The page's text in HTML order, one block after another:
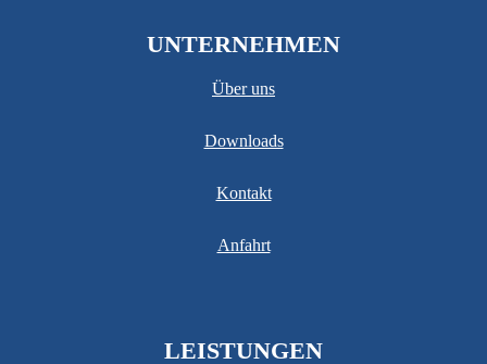
UNTERNEHMEN
Über uns
Downloads
Kontakt
Anfahrt
LEISTUNGEN